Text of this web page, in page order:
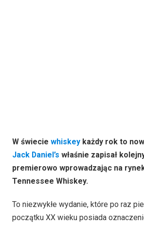
W świecie whiskey każdy rok to
Jack Daniel’s właśnie zapisał
premierowo wprowadzając na
Tennessee Whiskey.
To niezwykłe wydanie, które po raz
początku XX wieku posiada